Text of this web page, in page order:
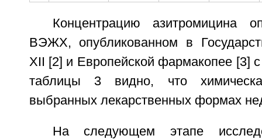
Концентрацию азитромицина
ВЭЖХ, опубликованном в
XII [2] и Европейской фармакопее [3]
таблицы 3 видно, что
выбранных лекарственных формах
На следующем этапе